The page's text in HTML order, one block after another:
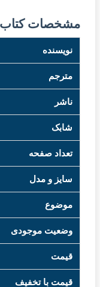
مشخصات کتاب
نویسنده
مترجم
ناشر
شابک
تعداد صفحه
سایز و مدل
موضوع
وضعیت موجودی
قیمت
قیمت با تخفیف